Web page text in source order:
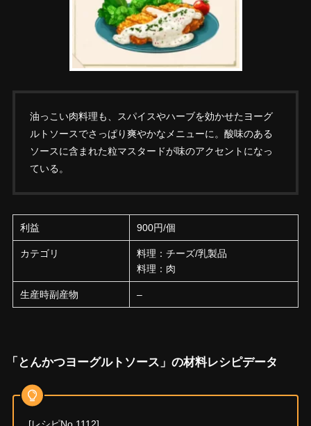
油っこい肉料理も、スパイスやハーブを効かせたヨーグ
ルトソースでさっぱり爽やかなメニューに。酸味のある
ソースに含まれた粒マスタードが味のアクセントになっ
ている。
利益 900円/個
カテゴリ
料理：チーズ/乳製品
料理：肉
生産時副産物 –
「とんかつヨーグルトソース」の材料レシピデータ